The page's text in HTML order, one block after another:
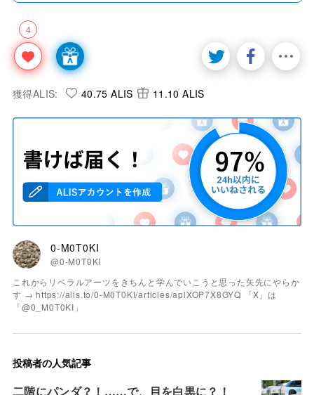
4
獲得ALIS: 40.75 ALIS 11.10 ALIS
0-M0T0KI
@0-M0T0KI
これからリベラルアーツをきちんと学んでいこうと思った矢先にやらか
す → https://alis.to/0-M0T0KI/articles/aplXOP7X8GYQ 「X」は
「@0_M0T0KI」
投稿者の人気記事
二階にパンダ？！……で、目を白黒に？！